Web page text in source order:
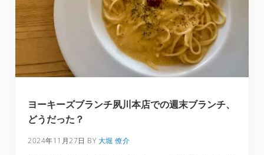
ヨーキーズブランチ夙川本店での週末ブランチ、
どうだった？
2024年11月27日 BY 大堀 僚介